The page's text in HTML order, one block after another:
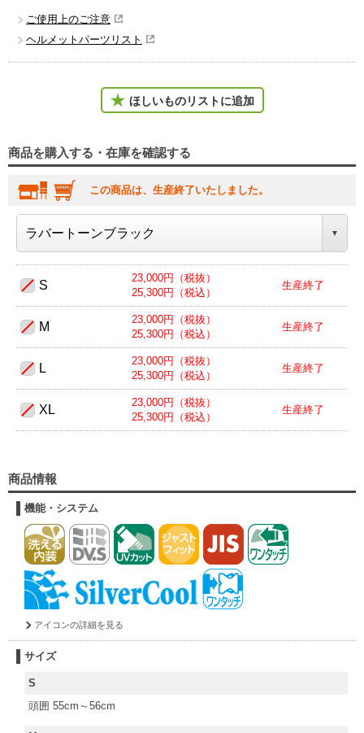
ご使用上のご注意
ヘルメットパーツリスト
ほしいものリストに追加
商品を購入する・在庫を確認する
この商品は、生産終了いたしました。
S
23,000円（税抜）
25,300円（税込）
生産終了
M
23,000円（税抜）
25,300円（税込）
生産終了
L
23,000円（税抜）
25,300円（税込）
生産終了
XL
23,000円（税抜）
25,300円（税込）
生産終了
商品情報
機能・システム
アイコンの詳細を見る
サイズ
S
頭囲 55cm～56cm